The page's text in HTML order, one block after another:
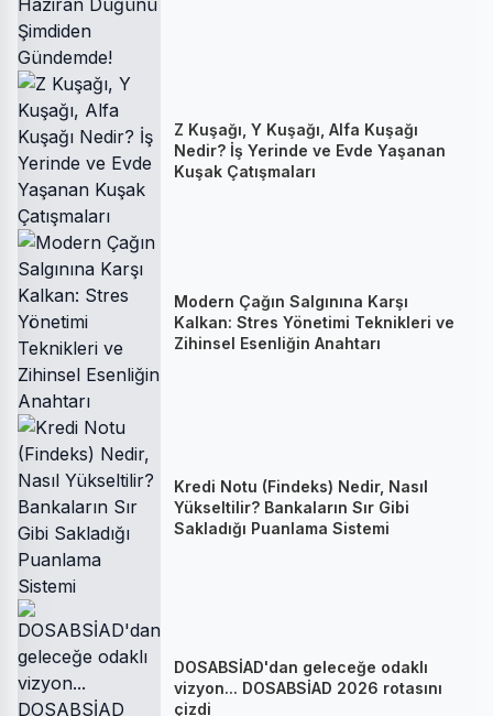
Z Kuşağı, Y Kuşağı, Alfa Kuşağı
Nedir? İş Yerinde ve Evde Yaşanan
Kuşak Çatışmaları
Modern Çağın Salgınına Karşı
Kalkan: Stres Yönetimi Teknikleri ve
Zihinsel Esenliğin Anahtarı
Kredi Notu (Findeks) Nedir, Nasıl
Yükseltilir? Bankaların Sır Gibi
Sakladığı Puanlama Sistemi
DOSABSİAD'dan geleceğe odaklı
vizyon... DOSABSİAD 2026 rotasını
çizdi